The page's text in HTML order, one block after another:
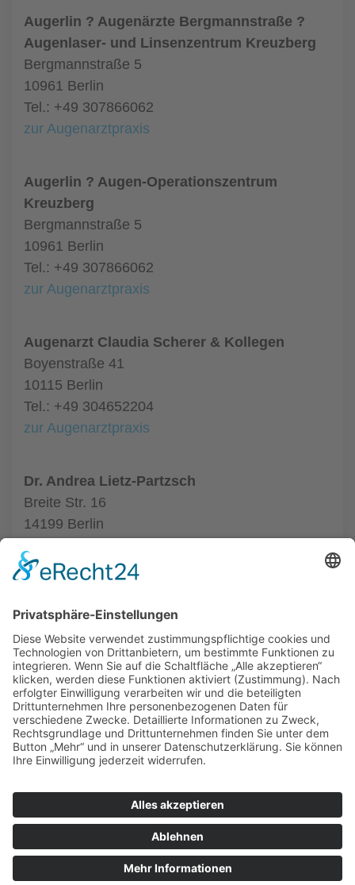
Augerlin ? Augenärzte Bergmannstraße ?
Augenlaser- und Linsenzentrum Kreuzberg
Bergmannstraße 5
10961 Berlin
Tel.: +49 307866062
zur Augenarztpraxis
Augerlin ? Augen-Operationszentrum
Kreuzberg
Bergmannstraße 5
10961 Berlin
Tel.: +49 307866062
zur Augenarztpraxis
Augenarzt Claudia Scherer & Kollegen
Boyenstraße 41
10115 Berlin
Tel.: +49 304652204
zur Augenarztpraxis
Dr. Andrea Lietz-Partzsch
Breite Str. 16
14199 Berlin
zur Augenarztpraxis
ALLGEMEIN
AUGENÄRZTE
AUGENÄRZTE
AUGENARZT NOTDIENST
© Copyright Mein-Augenarzt.org 2026